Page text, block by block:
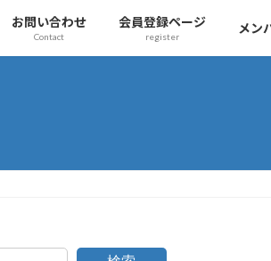
お問い合わせ
Contact
会員登録ページ
register
メン